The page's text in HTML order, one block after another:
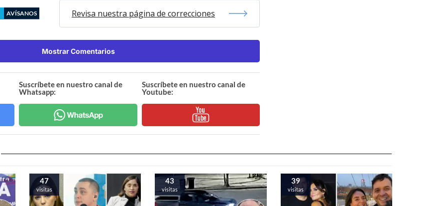
AVÍSANOS Revisa nuestra página de correcciones
Mostrar Comentarios
Suscríbete en nuestro canal de
Whatsapp:
Suscríbete en nuestro canal de
Youtube:
47
visitas
43
visitas
39
visitas